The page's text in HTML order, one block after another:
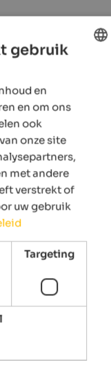
Tirol
gebruik
en
en om ons
ook
onze site
met andere
verstrekt of
uw gebruik
Targeting